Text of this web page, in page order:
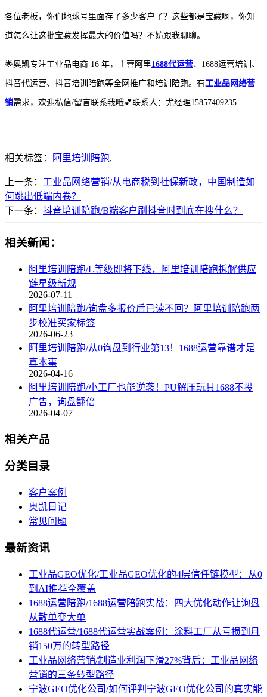
各位老板，你们地球号里面存了多少客户了？这些都是宝藏啊，你知
道怎么让这批宝藏发挥最大的价值吗？不妨跟我聊聊。
🌟奥凯专注工业品电商 16 年，主营阿里1688代运营、1688运营培训、
抖音代运营、抖音培训陪跑等全网推广和培训陪跑。有工业品网络营
销需求，欢迎私信/留言联系我哦💕联系人：尤经理15857409235
相关标签： 阿里培训陪跑,
上一条： 工业品网络营销/从电商税到社保新政，中国制造如
何跳出低端内卷？
下一条： 抖音培训陪跑/B端客户刷抖音时到底在搜什么？
相关新闻：
阿里培训陪跑/L等级即将下线，阿里培训陪跑拆解供应
链星级新规
2026-07-11
阿里培训陪跑/询盘多报价后已读不回？阿里培训陪跑两
步校准买家标签
2026-06-23
阿里培训陪跑/从0询盘到行业第13！1688运营靠谱才是
真本事
2026-04-16
阿里培训陪跑/小工厂也能逆袭！PU解压玩具1688不投
广告，询盘翻倍
2026-04-07
相关产品
分类目录
客户案例
奥凯日记
常见问题
最新资讯
工业品GEO优化/工业品GEO优化的4层信任链模型：从0
到AI推荐全覆盖
1688运营陪跑/1688运营陪跑实战：四大优化动作让询盘
从散单变大单
1688代运营/1688代运营实战案例：涂料工厂从亏损到月
销150万的转型路径
工业品网络营销/制造业利润下滑27%背后：工业品网络
营销的三条转型路径
宁波GEO优化公司/如何评判宁波GEO优化公司的真实能